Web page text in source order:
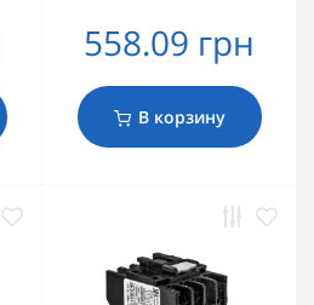
558.09 грн
В корзину